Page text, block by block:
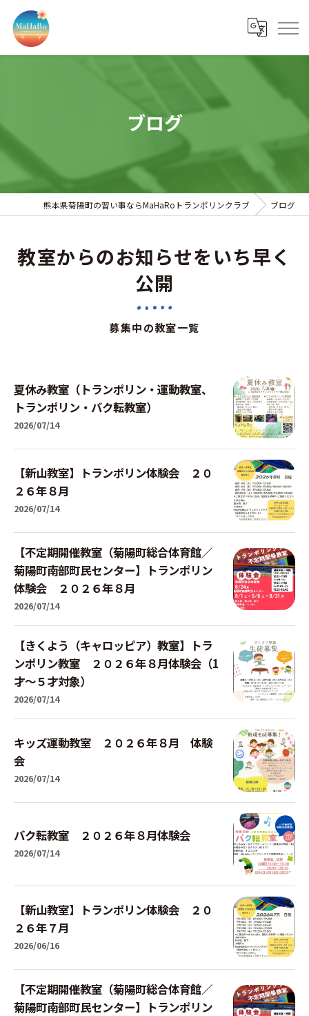
ブログ
熊本県菊陽町の習い事ならMaHaRoトランポリンクラブ ブログ
教室からのお知らせをいち早く
公開
募集中の教室一覧
夏休み教室（トランポリン・運動教室、
トランポリン・バク転教室）
2026/07/14
【新山教室】トランポリン体験会 ２０
２６年８月
2026/07/14
【不定期開催教室（菊陽町総合体育館／
菊陽町南部町民センター】トランポリン
体験会 ２０２６年８月
2026/07/14
【きくよう（キャロッピア）教室】トラ
ンポリン教室 ２０２６年８月体験会（1
才～５才対象）
2026/07/14
キッズ運動教室 ２０２６年８月 体験
会
2026/07/14
バク転教室 ２０２６年８月体験会
2026/07/14
【新山教室】トランポリン体験会 ２０
２６年７月
2026/06/16
【不定期開催教室（菊陽町総合体育館／
菊陽町南部町民センター】トランポリン